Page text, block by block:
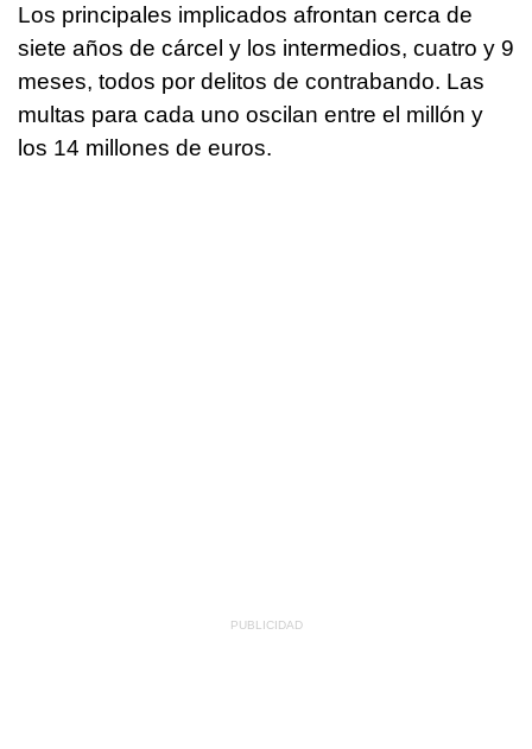
Los principales implicados afrontan cerca de
siete años de cárcel y los intermedios, cuatro y 9
meses, todos por delitos de contrabando. Las
multas para cada uno oscilan entre el millón y
los 14 millones de euros.